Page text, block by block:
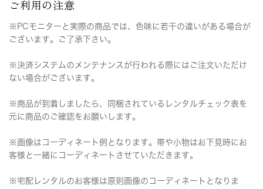
ご利用の注意
※PCモニターと実際の商品では、色味に若干の違いがある場合が
ございます。ご了承下さい。
※決済システムのメンテナンスが行われる際にはご注文いただけ
ない場合がございます。
※商品が到着しましたら、同梱されているレンタルチェック表を
元に商品のご確認をお願いします。
※画像はコーディネート例となります。帯や小物はお下見時にお
客様と一緒にコーディネートさせていただきます。
※宅配レンタルのお客様は原則画像のコーディネートとなりま